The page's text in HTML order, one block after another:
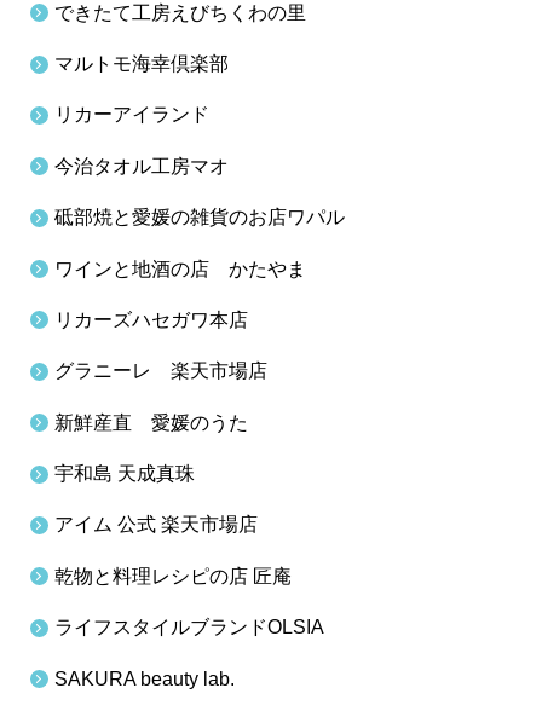
できたて工房えびちくわの里
マルトモ海幸倶楽部
リカーアイランド
今治タオル工房マオ
砥部焼と愛媛の雑貨のお店ワパル
ワインと地酒の店 かたやま
リカーズハセガワ本店
グラニーレ 楽天市場店
新鮮産直 愛媛のうた
宇和島 天成真珠
アイム 公式 楽天市場店
乾物と料理レシピの店 匠庵
ライフスタイルブランドOLSIA
SAKURA beauty lab.